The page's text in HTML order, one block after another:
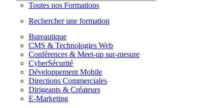
Toutes nos Formations
Rechercher une formation
Bureautique
CMS & Technologies Web
Conférences & Meet-up sur-mesure
CyberSécurité
Développement Mobile
Directions Commerciales
Dirigeants & Créateurs
E-Marketing